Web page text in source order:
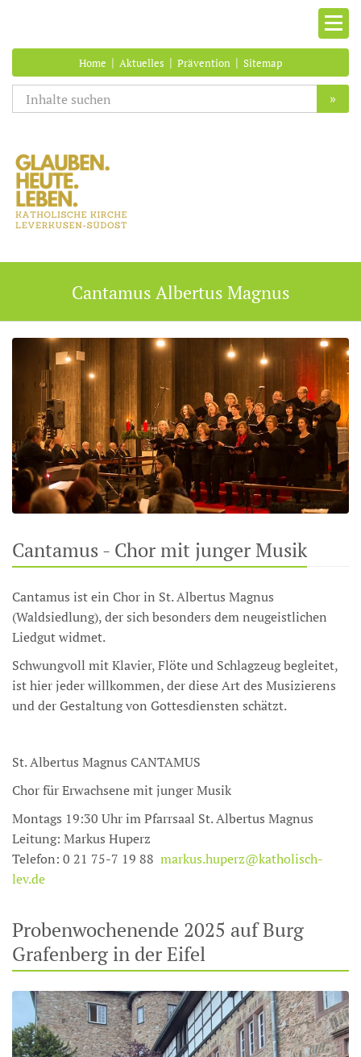
Home | Aktuelles | Prävention | Sitemap
»
Cantamus Albertus Magnus
Cantamus - Chor mit junger Musik
Cantamus ist ein Chor in St. Albertus Magnus
(Waldsiedlung), der sich besonders dem neugeistlichen
Liedgut widmet.
Schwungvoll mit Klavier, Flöte und Schlagzeug begleitet,
ist hier jeder willkommen, der diese Art des Musizierens
und der Gestaltung von Gottesdiensten schätzt.
St. Albertus Magnus CANTAMUS
Chor für Erwachsene mit junger Musik
Montags 19:30 Uhr im Pfarrsaal St. Albertus Magnus
Leitung: Markus Huperz
Telefon: 0 21 75-7 19 88 markus.huperz@katholisch-
lev.de
Probenwochenende 2025 auf Burg
Grafenberg in der Eifel